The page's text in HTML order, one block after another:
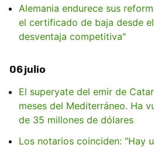
Alemania endurece sus
el certificado de baja desde
desventaja competitiva"
06 julio
El superyate del emir de
meses del Mediterráneo. Ha
de 35 millones de dólares
Los notarios coinciden: "Hay